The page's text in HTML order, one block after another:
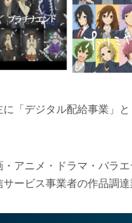
「デジタル配給事業」
アニメ・ドラマ・バラ
ービス事業者の作品調達